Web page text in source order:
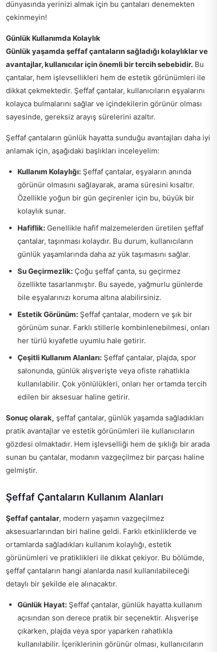
dünyasında yerinizi almak için bu çantaları denemekten
çekinmeyin!
Günlük Kullanımda Kolaylık
Günlük yaşamda şeffaf çantaların sağladığı kolaylıklar ve
avantajlar, kullanıcılar için önemli bir tercih sebebidir. Bu
çantalar, hem işlevsellikleri hem de estetik görünümleri ile
dikkat çekmektedir. Şeffaf çantalar, kullanıcıların eşyalarını
kolayca bulmalarını sağlar ve içindekilerin görünür olması
sayesinde, gereksiz arayış sürelerini azaltır.
Şeffaf çantaların günlük hayatta sunduğu avantajları daha iyi
anlamak için, aşağıdaki başlıkları inceleyelim:
Kullanım Kolaylığı: Şeffaf çantalar, eşyaların anında
görünür olmasını sağlayarak, arama süresini kısaltır.
Özellikle yoğun bir gün geçirenler için bu, büyük bir
kolaylık sunar.
Hafiflik: Genellikle hafif malzemelerden üretilen şeffaf
çantalar, taşınması kolaydır. Bu durum, kullanıcıların
günlük yaşamlarında daha az yük taşımasını sağlar.
Su Geçirmezlik: Çoğu şeffaf çanta, su geçirmez
özellikte tasarlanmıştır. Bu sayede, yağmurlu günlerde
bile eşyalarınızı koruma altına alabilirsiniz.
Estetik Görünüm: Şeffaf çantalar, modern ve şık bir
görünüm sunar. Farklı stillerle kombinlenebilmesi, onları
her türlü kıyafetle uyumlu hale getirir.
Çeşitli Kullanım Alanları: Şeffaf çantalar, plajda, spor
salonunda, günlük alışverişte veya ofiste rahatlıkla
kullanılabilir. Çok yönlülükleri, onları her ortamda tercih
edilen bir aksesuar haline getirir.
Sonuç olarak, şeffaf çantalar, günlük yaşamda sağladıkları
pratik avantajlar ve estetik görünümleri ile kullanıcıların
gözdesi olmaktadır. Hem işlevselliği hem de şıklığı bir arada
sunan bu çantalar, modanın vazgeçilmez bir parçası haline
gelmiştir.
Şeffaf Çantaların Kullanım Alanları
Şeffaf çantalar, modern yaşamın vazgeçilmez
aksesuarlarından biri haline geldi. Farklı etkinliklerde ve
ortamlarda sağladıkları kullanım kolaylığı, estetik
görünümleri ve pratiklikleri ile dikkat çekiyor. Bu bölümde,
şeffaf çantaların hangi alanlarda nasıl kullanılabileceği
detaylı bir şekilde ele alınacaktır.
Günlük Hayat: Şeffaf çantalar, günlük hayatta kullanım
açısından son derece pratik bir seçenektir. Alışverişe
çıkarken, plajda veya spor yaparken rahatlıkla
kullanılabilir. İçeriklerinin görünür olması, kullanıcıların